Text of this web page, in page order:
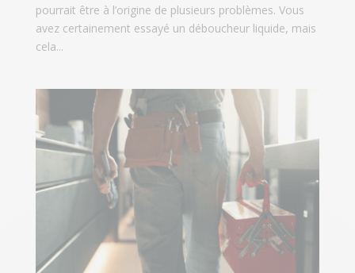
pourrait être à l’origine de plusieurs problèmes. Vous
avez certainement essayé un déboucheur liquide, mais
cela...